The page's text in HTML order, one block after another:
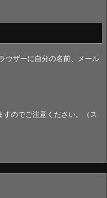
ウザーに自分の名前、メール
のでご注意ください。（ス